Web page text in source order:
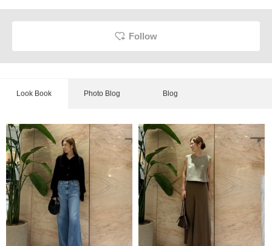
Follow
Look Book Photo Blog Blog